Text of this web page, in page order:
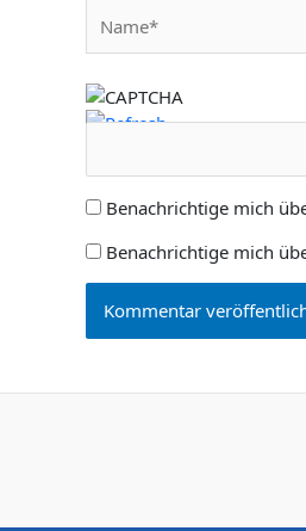
Benachrichtige mich
Benachrichtige mich